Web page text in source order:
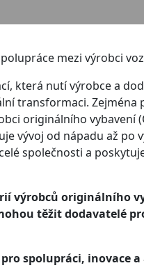
mezi výrobci
která nutí výrobce a
transformaci. Zejména
originálního vybavení
vývoj od nápadu až po
společnosti a
výrobců originálního
těžit dodavatelé
spolupráci, inovace